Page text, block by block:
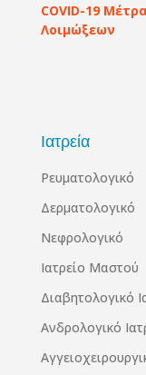
COVID-19
Λοιμώξεων
Ιατρεία
Ρευματολογικό
Δερματολογικό
Νεφρολογικό
Ιατρείο Μαστού
Διαβητολογικό
Ανδρολογικό